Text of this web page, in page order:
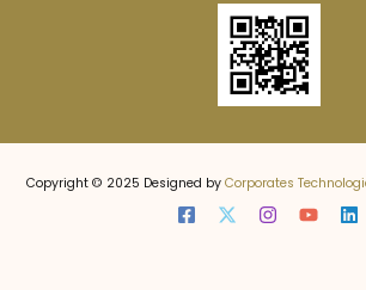
Copyright © 2025 Designed by Corporates